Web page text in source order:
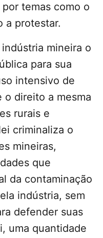
temas como o
a protestar.
mineira o
para sua
intensivo de
o direito a mesma
rurais e
criminaliza o
mineiras,
que
da contaminação
indústria, sem
defender suas
uma quantidade